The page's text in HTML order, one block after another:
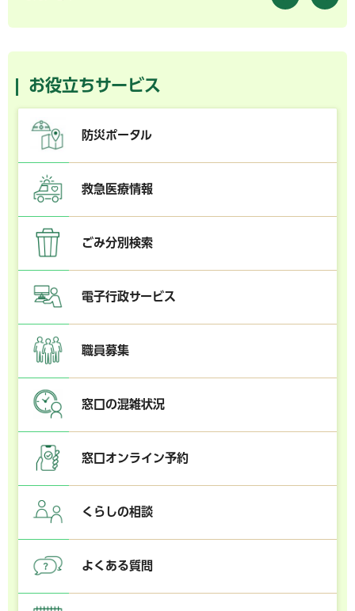
お役立ちサービス
防災ポータル
救急医療情報
ごみ分別検索
電子行政サービス
職員募集
窓口の混雑状況
窓口オンライン予約
くらしの相談
よくある質問